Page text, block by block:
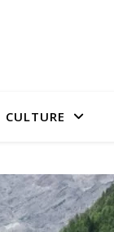
CULTURE